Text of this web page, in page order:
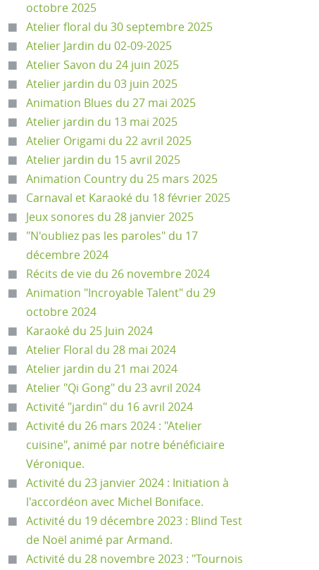
octobre 2025
Atelier floral du 30 septembre 2025
Atelier Jardin du 02-09-2025
Atelier Savon du 24 juin 2025
Atelier jardin du 03 juin 2025
Animation Blues du 27 mai 2025
Atelier jardin du 13 mai 2025
Atelier Origami du 22 avril 2025
Atelier jardin du 15 avril 2025
Animation Country du 25 mars 2025
Carnaval et Karaoké du 18 février 2025
Jeux sonores du 28 janvier 2025
"N'oubliez pas les paroles" du 17
décembre 2024
Récits de vie du 26 novembre 2024
Animation "Incroyable Talent" du 29
octobre 2024
Karaoké du 25 Juin 2024
Atelier Floral du 28 mai 2024
Atelier jardin du 21 mai 2024
Atelier "Qi Gong" du 23 avril 2024
Activité "jardin" du 16 avril 2024
Activité du 26 mars 2024 : "Atelier
cuisine", animé par notre bénéficiaire
Véronique.
Activité du 23 janvier 2024 : Initiation à
l'accordéon avec Michel Boniface.
Activité du 19 décembre 2023 : Blind Test
de Noël animé par Armand.
Activité du 28 novembre 2023 : "Tournois